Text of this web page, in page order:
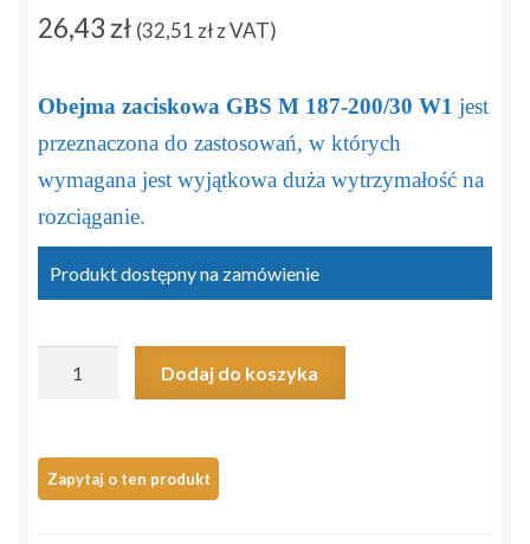
26,43zł (32,51 złz VAT)
Obejma zaciskowa GBS M 187-200/30 W1 jest
przeznaczona do zastosowań, w których
wymagana jest wyjątkowa duża wytrzymałość na
rozciąganie.
Produkt dostępny na zamówienie
194/30
W1
Dodaj do koszyka